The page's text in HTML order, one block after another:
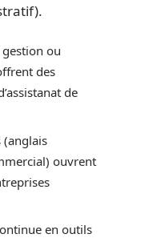
ou
des
de
(anglais
ouvrent
en outils